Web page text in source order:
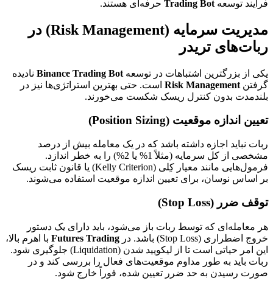
فرآیند توسعه Trading Bot حرفه‌ای هستند.
مدیریت سرمایه (Risk Management) در
ربات‌های تریدر
یکی از بزرگترین اشتباهات در توسعه Binance Trading Bot نادیده
گرفتن Risk Management است. حتی بهترین استراتژی‌ها نیز در
بلندمدت بدون کنترل ریسک شکست می‌خورند.
تعیین اندازه موقعیت (Position Sizing)
ربات نباید اجازه داشته باشد که در یک معامله بیش از درصد
مشخصی از کل سرمایه (مثلاً 1% یا 2%) را به خطر اندازد.
فرمول‌هایی مانند معیار کِلی (Kelly Criterion) یا قانون ثابت ریسک
بر اساس نوسان، برای تعیین اندازه موقعیت استفاده می‌شوند.
توقف ضرر (Stop Loss)
هر معامله‌ای که توسط ربات باز می‌شود، باید دارای یک دستور
خروج اضطراری (Stop Loss) باشد. در
Futures Trading با اهرم بالا،
این امر حیاتی است تا از لیکویید شدن (Liquidation) جلوگیری شود.
ربات باید به طور مداوم موقعیت‌های فعال را بررسی کند و در
صورت رسیدن به حد ضرر تعیین شده، فوراً خارج شود.